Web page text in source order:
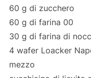
60 g di zucchero
60 g di farina 00
30 g di farina di
4 wafer Loacker
mezzo